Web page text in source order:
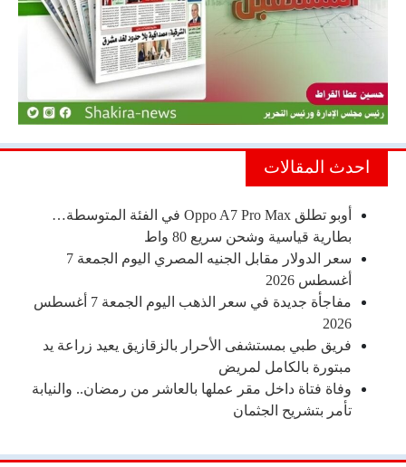
احدث المقالات
أوبو تطلق Oppo A7 Pro Max في الفئة المتوسطة…
بطارية قياسية وشحن سريع 80 واط
سعر الدولار مقابل الجنيه المصري اليوم الجمعة 7
أغسطس 2026
مفاجأة جديدة في سعر الذهب اليوم الجمعة 7 أغسطس
2026
فريق طبي بمستشفى الأحرار بالزقازيق يعيد زراعة يد
مبتورة بالكامل لمريض
وفاة فتاة داخل مقر عملها بالعاشر من رمضان.. والنيابة
تأمر بتشريح الجثمان